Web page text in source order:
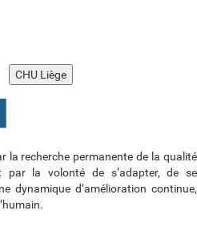
CHU Liège
la recherche permanente de la qualité
la volonté de s’adapter, de se
dynamique d’amélioration continue,